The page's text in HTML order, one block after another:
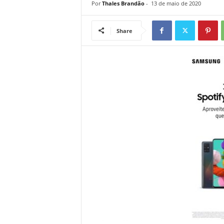
Por Thales Brandão- 13 de maio de 2020
Share